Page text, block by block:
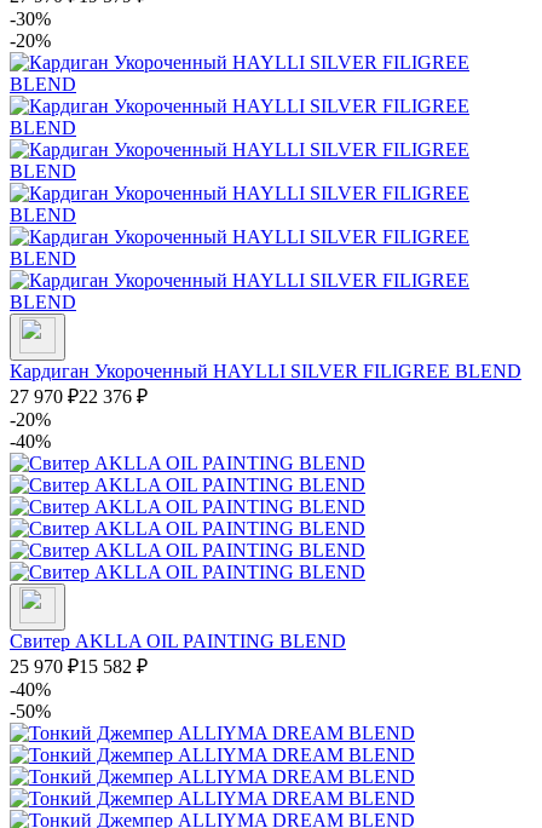
-30%
-20%
Кардиган Укороченный HAYLLI SILVER FILIGREE BLEND
27 970 ₽22 376 ₽
-20%
-40%
Свитер AKLLA OIL PAINTING BLEND
25 970 ₽15 582 ₽
-40%
-50%